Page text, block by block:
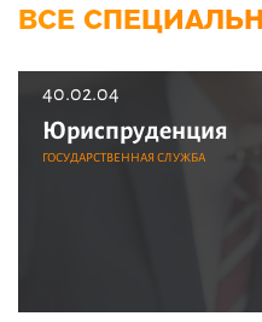
ВСЕ
40.02.04
Юриспруденция
ГОСУДАРСТВЕННАЯ СЛУЖБА